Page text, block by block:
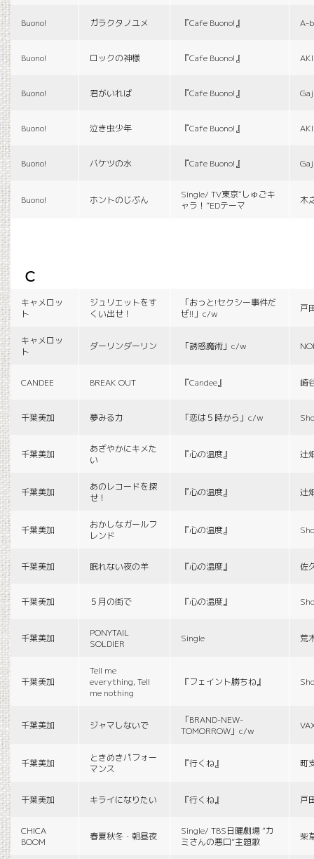
Buono! ガラクタノユメ 『Cafe Buono!』 A-
Buono! ロックの神様 『Cafe Buono!』
Buono! 君がいれば 『Cafe Buono!』
Buono! 泣き虫少年 『Cafe Buono!』
Buono! バケツの水 『Cafe Buono!』
Buono! ホントのじぶん
Single/ TV東京“しゅごキ
ャラ！”EDテーマ
木
c
キャメロッ
ト
ジュリエットをす
くい出せ！
「おっと!セクシー事件だ
ぜ!!」c/w
戸
キャメロッ
ト
ダーリンダーリン 「誘惑魔術」c/w
CANDEE BREAK OUT 『Candee』 崎
千葉美加 夢みる力 「恋は５時から」c/w
千葉美加
あざやかにキメた
い
『心の温度』 辻
千葉美加
あのレコードを探
せ！
『心の温度』 辻
千葉美加
おかしなガールフ
レンド
『心の温度』
千葉美加 眠れない夜の羊 『心の温度』 佐
千葉美加 ５月の街で 『心の温度』
千葉美加
PONYTAIL
SOLDIER
Single 荒
千葉美加
Tell me
everything, Tell
me nothing
『フェイント勝ちね』
千葉美加 ジャマしないで
「BRAND-NEW-
TOMORROW」c/w
千葉美加
ときめきパフォー
マンス
『行くね』 町
千葉美加 キライになりたい 『行くね』 戸
CHICA
BOOM
春夏秋冬・朝昼夜
Single/ TBS日曜劇場 “カ
ミさんの悪口”主題歌
柴